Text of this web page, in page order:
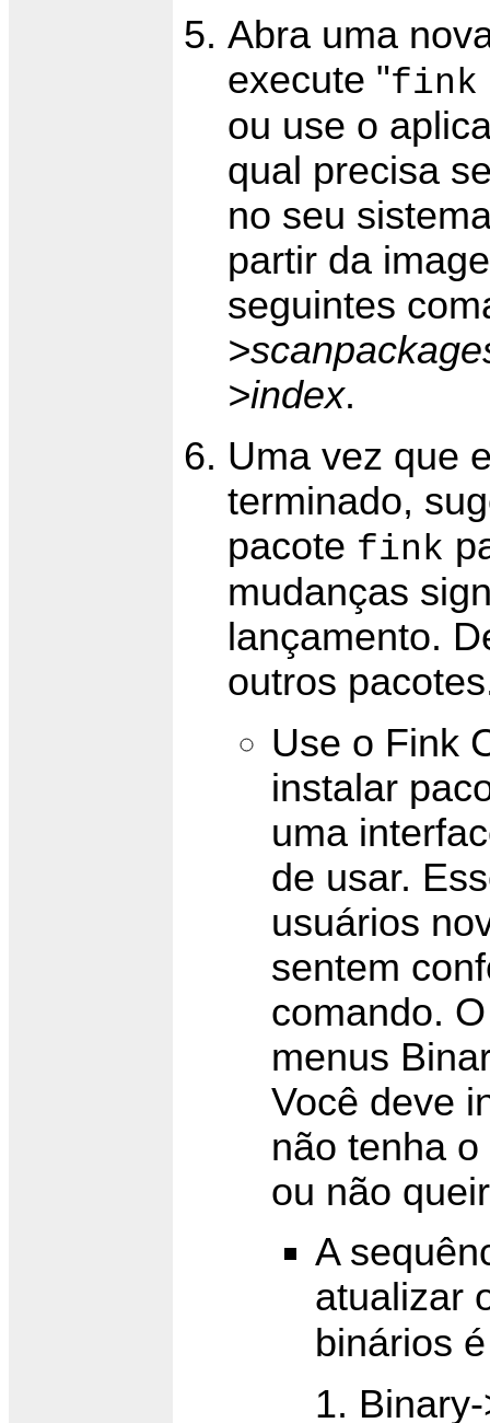
Abra uma
execute "fink
ou use o
qual precisa
no seu
partir da
seguintes
>index.
Uma vez que
terminado,
pacote fink
mudanças
lançamento.
outros
Use o Fink
instalar
uma
de usar.
usuários
sentem
comando.
menus
Você deve
não tenha
ou não
A
atualizar
binários